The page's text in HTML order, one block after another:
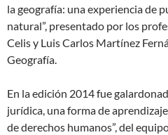
la geografía: una experiencia de
natural”, presentado por los
Celis y Luis Carlos Martínez
Geografía.
En la edición 2014 fue
jurídica, una forma de
de derechos humanos”, del